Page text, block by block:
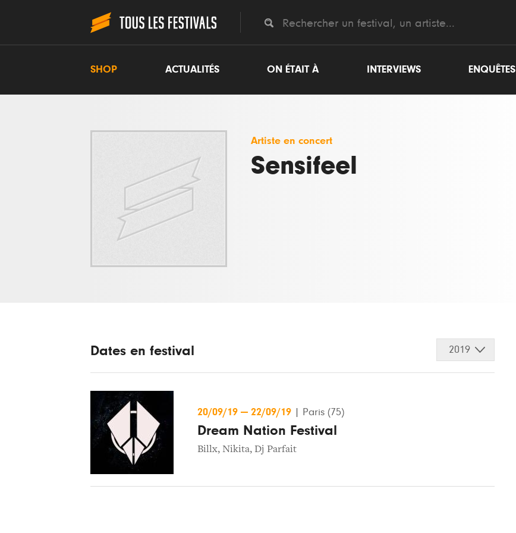
SHOP ACTUALITÉS ON ÉTAIT À INTERVIEWS ENQUÊTES
Artiste en concert
Sensifeel
Dates en festival 2019
20/09/19 — 22/09/19 Paris (75)
Dream Nation Festival
Billx, Nikita, Dj Parfait